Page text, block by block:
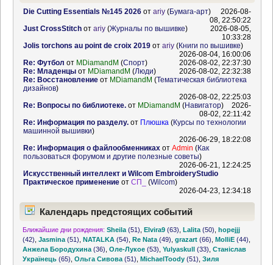
Die Cutting Essentials №145 2026от ariy(Бумага-арт)
2026-08-
08, 22:50:22
Just CrossStitchот ariy(Журналы по вышивке)
2026-08-05,
10:33:28
Jolis torchons au point de croix 2019от ariy(Книги по вышивке)
2026-08-04, 16:00:06
Re: Футбол от MDiamandM (Спорт)
2026-08-02, 22:37:30
Re: Младенцыот MDiamandM (Люди)
2026-08-02, 22:32:38
Re: Восстановлениеот MDiamandM (Тематическая библиотека
дизайнов)
2026-08-02, 22:25:03
Re: Вопросы по библиотеке.от MDiamandM (Навигатор)
2026-
08-02, 22:11:42
Re: Информация по разделу.от Плюшка (Курсы по технологии
машинной вышивки)
2026-06-29, 18:22:08
Re: Информация о файлообменникахот Admin (Как
пользоваться форумом и другие полезные советы)
2026-06-21, 12:24:25
Искусственный интеллект и Wilcom EmbroideryStudio
Практическое применениеот СП_ (Wilcom)
2026-04-23, 12:34:18
Календарь предстоящих событий
Ближайшие дни рождения: Sheila (51) ,Elvira9 (63) ,Lalita (50) ,hopejjj
(42) ,Jasmina (51) ,NATALKA (54) ,Re Nata (49) ,grazart (66) ,MolliE (44)
Анжела Бородухина (36) ,Оле-Лукое (53) ,Yulyaskull (33) ,Станіслав
Українець (65) ,Ольга Сивова (51) ,MichaelToody (51) ,Зиля